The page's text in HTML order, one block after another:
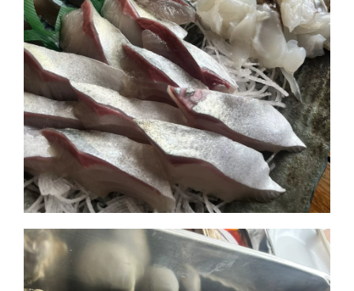
ホーム
事業事例
スタッフ紹介
会社情報